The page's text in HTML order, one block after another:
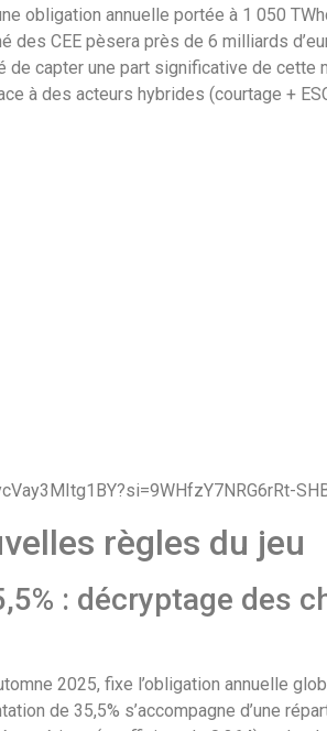
obligation annuelle portée à 1 050
des CEE pèsera près de 6 milliards
de capter une part significative de cette
à des acteurs hybrides (courtage +
règles du jeu
: décryptage des
2025, fixe l’obligation annuelle
de 35,5% s’accompagne d’une